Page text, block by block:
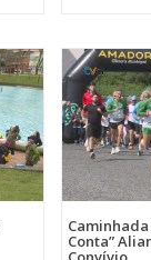
Caminhada
Conta”